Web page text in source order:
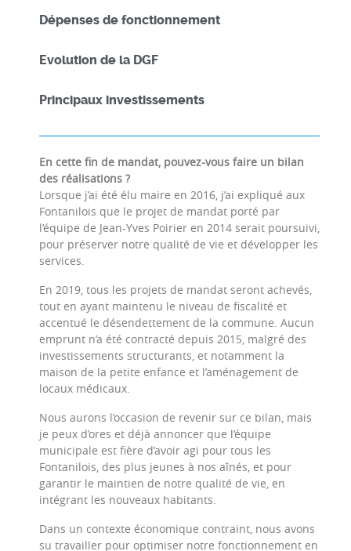
Dépenses de fonctionnement
Evolution de la DGF
Principaux investissements
En cette fin de mandat, pouvez-vous faire un bilan
des réalisations ?
Lorsque j’ai été élu maire en 2016, j’ai expliqué aux
Fontanilois que le projet de mandat porté par
l’équipe de Jean-Yves Poirier en 2014 serait poursuivi,
pour préserver notre qualité de vie et développer les
services.
En 2019, tous les projets de mandat seront achevés,
tout en ayant maintenu le niveau de fiscalité et
accentué le désendettement de la commune. Aucun
emprunt n’a été contracté depuis 2015, malgré des
investissements structurants, et notamment la
maison de la petite enfance et l’aménagement de
locaux médicaux.
Nous aurons l’occasion de revenir sur ce bilan, mais
je peux d’ores et déjà annoncer que l’équipe
municipale est fière d’avoir agi pour tous les
Fontanilois, des plus jeunes à nos aînés, et pour
garantir le maintien de notre qualité de vie, en
intégrant les nouveaux habitants.
Dans un contexte économique contraint, nous avons
su travailler pour optimiser notre fonctionnement en